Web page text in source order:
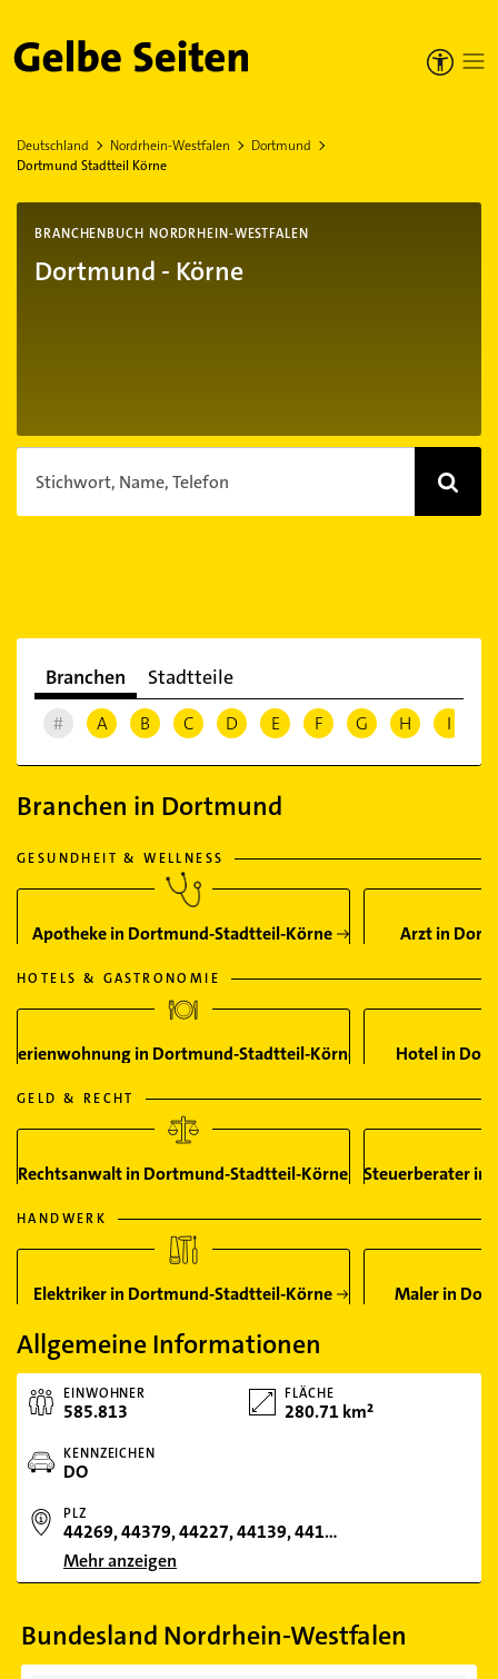
Gelbe Seiten
Deutschland Nordrhein-Westfalen
Dortmund
Dortmund Stadtteil Körne
BRANCHENBUCH NORDRHEIN-WESTFALEN
Dortmund - Körne
Stichwort, Name, Telefon
Branchen Stadtteile
# A B C D E F G H I
Branchen in Dortmund
GESUNDHEIT & WELLNESS
Apotheke in Dortmund-Stadtteil-Körne Arzt in
HOTELS & GASTRONOMIE
Ferienwohnung in Dortmund-Stadtteil-Körne Hotel in
GELD & RECHT
Rechtsanwalt in Dortmund-Stadtteil-Körne Steuerberater in
HANDWERK
Elektriker in Dortmund-Stadtteil-Körne Maler in
Allgemeine Informationen
EINWOHNER
585.813
FLÄCHE
280.71 km²
KENNZEICHEN
DO
PLZ
44269, 44379, 44227, 44139, 44147, 44137, 44267, 44328, 44359, 44145, 44309, 44329, 44265, 44135, 44141, 44149, 44229, 44263, 44339, 44287, 44388, 44369, 44143, 44289, 44225, 44357, 44319, 44043
Mehr anzeigen
Bundesland Nordrhein-Westfalen